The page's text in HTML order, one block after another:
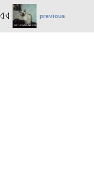
previous